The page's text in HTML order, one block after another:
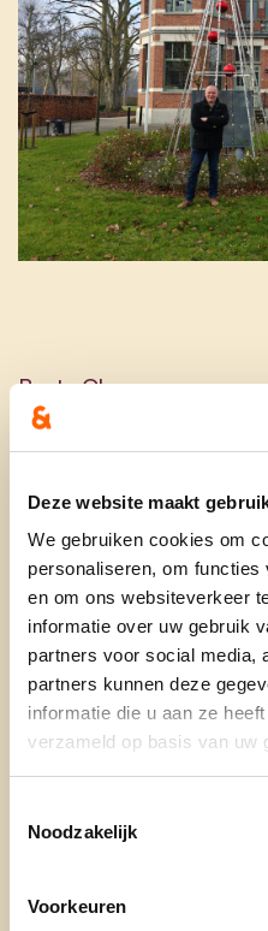
Deze website maakt
We gebruiken cookies om
personaliseren, om
en om ons websiteverkeer
informatie over uw gebruik
partners voor social media,
partners kunnen deze
informatie die u aan ze
verzameld op basis van uw
Noodzakelijk
Voorkeuren
Beste Olenaar,
Dit moment van het
Het afgelopen jaar in
het nieuwe bestuur is
beleid als administratie
jaar een beleidsplan op
inhoudelijk als financieel.
Vooral dat laatste was
stijgende uitgaven voor
Na veel wikken en